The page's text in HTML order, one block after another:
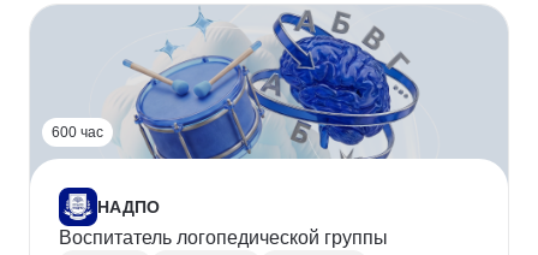
600 час
НАДПО
Воспитатель логопедической группы